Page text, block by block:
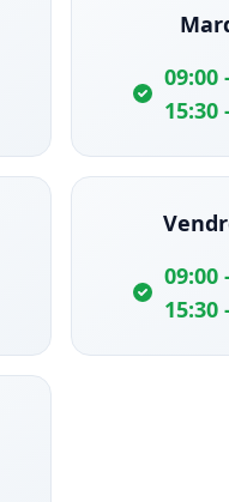
09:00
15:30
09:00
15:30